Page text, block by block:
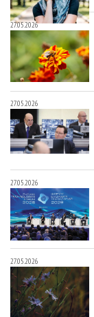
27.05.2026
27.05.2026
27.05.2026
27.05.2026